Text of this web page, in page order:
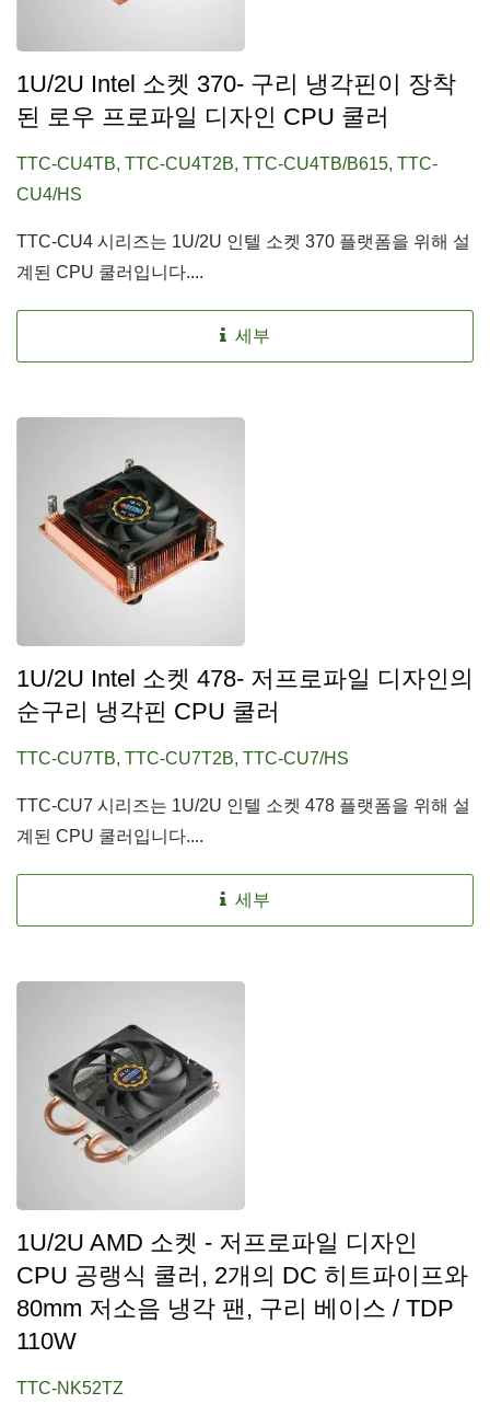
1U/2U Intel 소켓 370- 구리 냉각핀이 장착
된 로우 프로파일 디자인 CPU 쿨러
TTC-CU4TB, TTC-CU4T2B, TTC-CU4TB/B615, TTC-
CU4/HS
TTC-CU4 시리즈는 1U/2U 인텔 소켓 370 플랫폼을 위해 설
계된 CPU 쿨러입니다....
세부
1U/2U Intel 소켓 478- 저프로파일 디자인의
순구리 냉각핀 CPU 쿨러
TTC-CU7TB, TTC-CU7T2B, TTC-CU7/HS
TTC-CU7 시리즈는 1U/2U 인텔 소켓 478 플랫폼을 위해 설
계된 CPU 쿨러입니다....
세부
1U/2U AMD 소켓 - 저프로파일 디자인
CPU 공랭식 쿨러, 2개의 DC 히트파이프와
80mm 저소음 냉각 팬, 구리 베이스 / TDP
110W
TTC-NK52TZ